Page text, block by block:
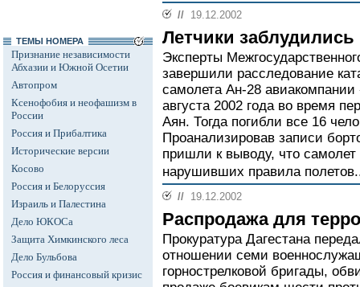
ТЕМЫ НОМЕРА
Признание независимости
Абхазии и Южной Осетии
Автопром
Ксенофобия и неофашизм в
России
Россия и Прибалтика
Исторические версии
Косово
Россия и Белоруссия
Израиль и Палестина
Дело ЮКОСа
Защита Химкинского леса
Дело Бульбова
Россия и финансовый кризис
// 19.12.2002
Летчики заблудились
Эксперты
завершили расследование
самолета Ан-28 авиакомпании
августа 2002 года во время
Аян. Тогда погибли все 16
Проанализировав записи
пришли к выводу, что самолет
нарушивших правила
// 19.12.2002
Распродажа для
Прокуратура Дагестана
отношении семи
горнострелковой бригады,